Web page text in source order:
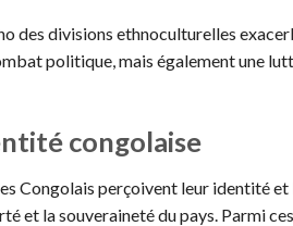
des divisions ethnoculturelles
politique, mais également une
congolaise
Congolais perçoivent leur identité et
et la souveraineté du pays. Parmi